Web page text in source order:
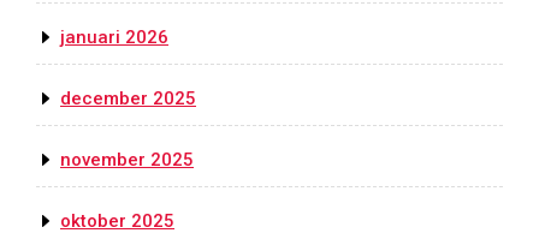
januari 2026
december 2025
november 2025
oktober 2025